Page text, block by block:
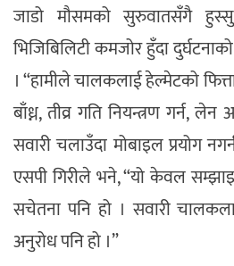
जाडो मौसमको सुरुवातसँगै
भिजिबिलिटी कमजोर हुँदा
। “हामीले चालकलाई हेल्मेटको
बाँध्न, तीव्र गति नियन्त्रण गर्न,
सवारी चलाउँदा मोबाइल प्रयोग
एसपी गिरीले भने, “यो केवल
सचेतना पनि हो । सवारी
अनुरोध पनि हो ।”